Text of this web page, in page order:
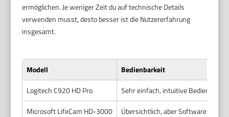
ermöglichen. Je weniger Zeit du auf technische Details
verwenden musst, desto besser ist die Nutzererfahrung
insgesamt.
Modell
Bedienbarkeit
Logitech C920 HD Pro
Sehr einfach, intuitive Bedienung
Microsoft LifeCam HD-3000
Übersichtlich, aber Software